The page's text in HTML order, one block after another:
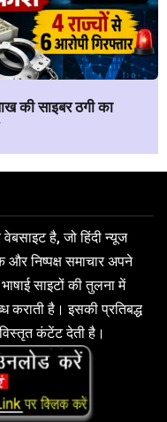
की साइबर ठगी का
है, जो हिंदी न्यूज
और निष्पक्ष समाचार अपने
साइटों की तुलना में
कराती है। इसकी प्रतिबद्ध
कंटेंट देती है।